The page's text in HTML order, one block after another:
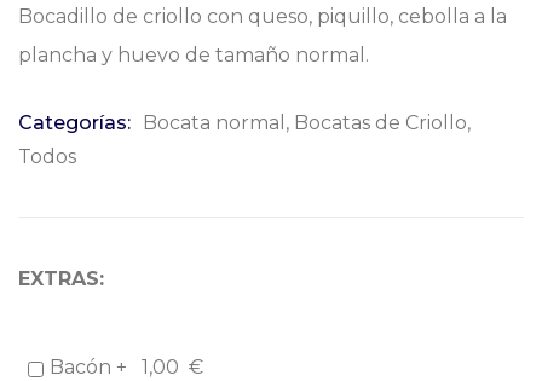
Bocadillo de criollo con queso, piquillo, cebolla a la
plancha y huevo de tamaño normal.
Categorías: Bocata normal , Bocatas de Criollo,
Todos
EXTRAS:
Bacón + 1,00 €